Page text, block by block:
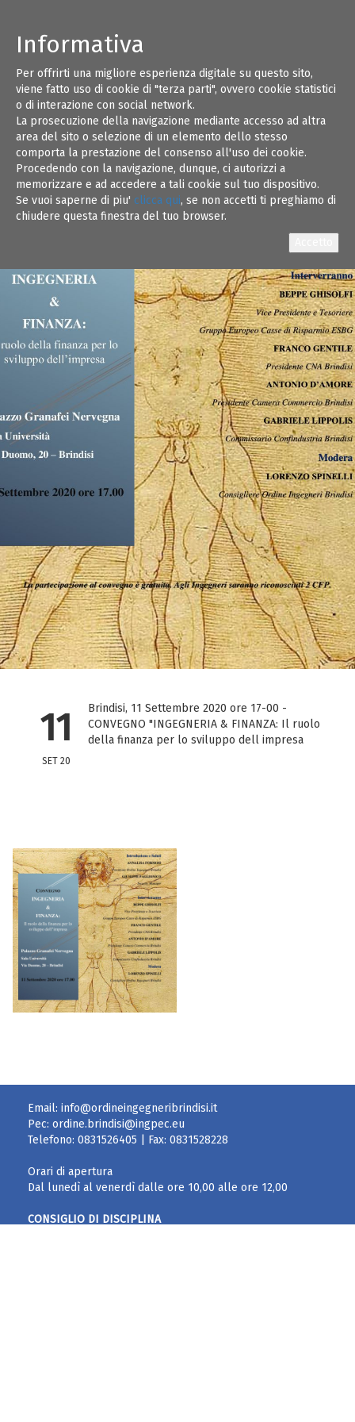
Informativa
Per offrirti una migliore esperienza digitale su questo sito,
viene fatto uso di cookie di "terza parti", ovvero cookie statistici
o di interazione con social network.
La prosecuzione della navigazione mediante accesso ad altra
area del sito o selezione di un elemento dello stesso
comporta la prestazione del consenso all'uso dei cookie.
Procedendo con la navigazione, dunque, ci autorizzi a
memorizzare e ad accedere a tali cookie sul tuo dispositivo.
Se vuoi saperne di piu' clicca qui, se non accetti ti preghiamo di
chiudere questa finestra del tuo browser.
11
SET 20
Brindisi, 11 Settembre 2020 ore 17-00 -
CONVEGNO "INGEGNERIA & FINANZA: Il ruolo
della finanza per lo sviluppo dell impresa
Email: info@ordineingegneribrindisi.it
Pec: ordine.brindisi@ingpec.eu
Telefono: 0831526405 | Fax: 0831528228
Orari di apertura
Dal lunedì al venerdì dalle ore 10,00 alle ore 12,00
CONSIGLIO DI DISCIPLINA